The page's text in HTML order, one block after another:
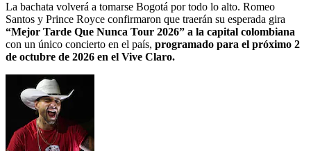
La bachata volverá a tomarse Bogotá por todo lo alto. Romeo
Santos y Prince Royce confirmaron que traerán su esperada gira
“Mejor Tarde Que Nunca Tour 2026” a la capital colombiana
con un único concierto en el país, programado para el próximo 2
de octubre de 2026 en el Vive Claro.